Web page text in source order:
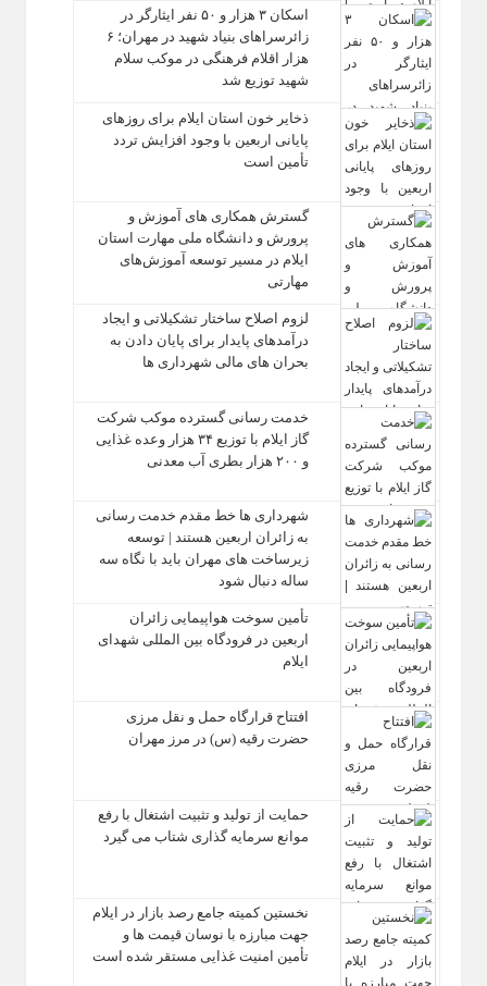
اسکان ۳ هزار و ۵۰ نفر ایثارگر در
زائرسراهای بنیاد شهید در مهران؛ ۶
هزار اقلام فرهنگی در موکب سلام
شهید توزیع شد
ذخایر خون استان ایلام برای روزهای
پایانی اربعین با وجود افزایش تردد
تأمین است
گسترش همکاری‌ های آموزش و
پرورش و دانشگاه ملی مهارت استان
ایلام در مسیر توسعه آموزش‌های
مهارتی
لزوم اصلاح ساختار تشکیلاتی و ایجاد
درآمدهای پایدار برای پایان دادن به
بحران‌ های مالی شهرداری‌ ها
خدمت رسانی گسترده موکب شرکت
گاز ایلام با توزیع ۳۴ هزار وعده غذایی
و ۲۰۰ هزار بطری آب معدنی
شهرداری‌ ها خط مقدم خدمت ‌رسانی
به زائران اربعین هستند | توسعه
زیرساخت ‌های مهران باید با نگاه سه‌
ساله دنبال شود
تأمین سوخت هواپیمایی زائران
اربعین در فرودگاه بین المللی شهدای
ایلام
افتتاح قرارگاه حمل‌ و نقل مرزی
حضرت رقیه (س) در مرز مهران
حمایت از تولید و تثبیت اشتغال با رفع
موانع سرمایه‌ گذاری شتاب می‌ گیرد
نخستین کمیته جامع رصد بازار در ایلام
جهت مبارزه با نوسان قیمت‌ ها و
تأمین امنیت غذایی مستقر شده است